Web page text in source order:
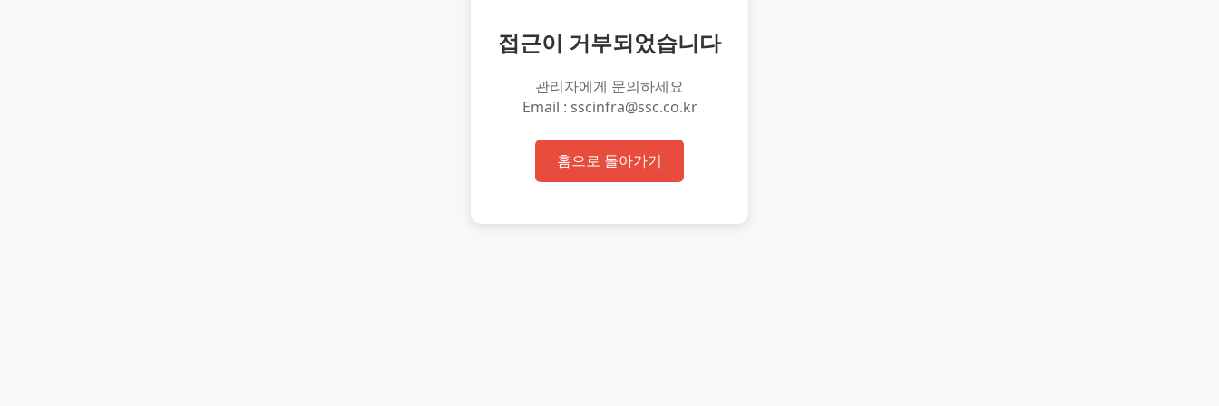
접근이 거부되었습니다
관리자에게 문의하세요
Email : sscinfra@ssc.co.kr
홈으로 돌아가기